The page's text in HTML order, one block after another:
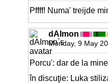
Pffff! Numa' treijde
dAImon
Monday, 9 May
Porcu': dar de la
în discuţie: Luka